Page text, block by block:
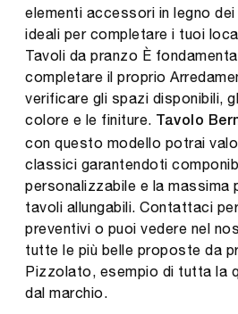
elementi accessori in legno
ideali per completare i tuoi
Tavoli da pranzo È
completare il proprio
verificare gli spazi disponibili,
colore e le finiture.
Tavolo
con questo modello potrai
classici garantendoti
personalizzabile e la massima
tavoli allungabili. Contattaci
preventivi o puoi vedere nel
tutte le più belle proposte da
Pizzolato, esempio di tutta la
dal marchio.